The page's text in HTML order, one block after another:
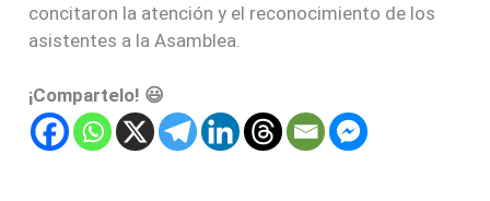
concitaron la atención y el reconocimiento de los
asistentes a la Asamblea.
¡Compartelo! 😃